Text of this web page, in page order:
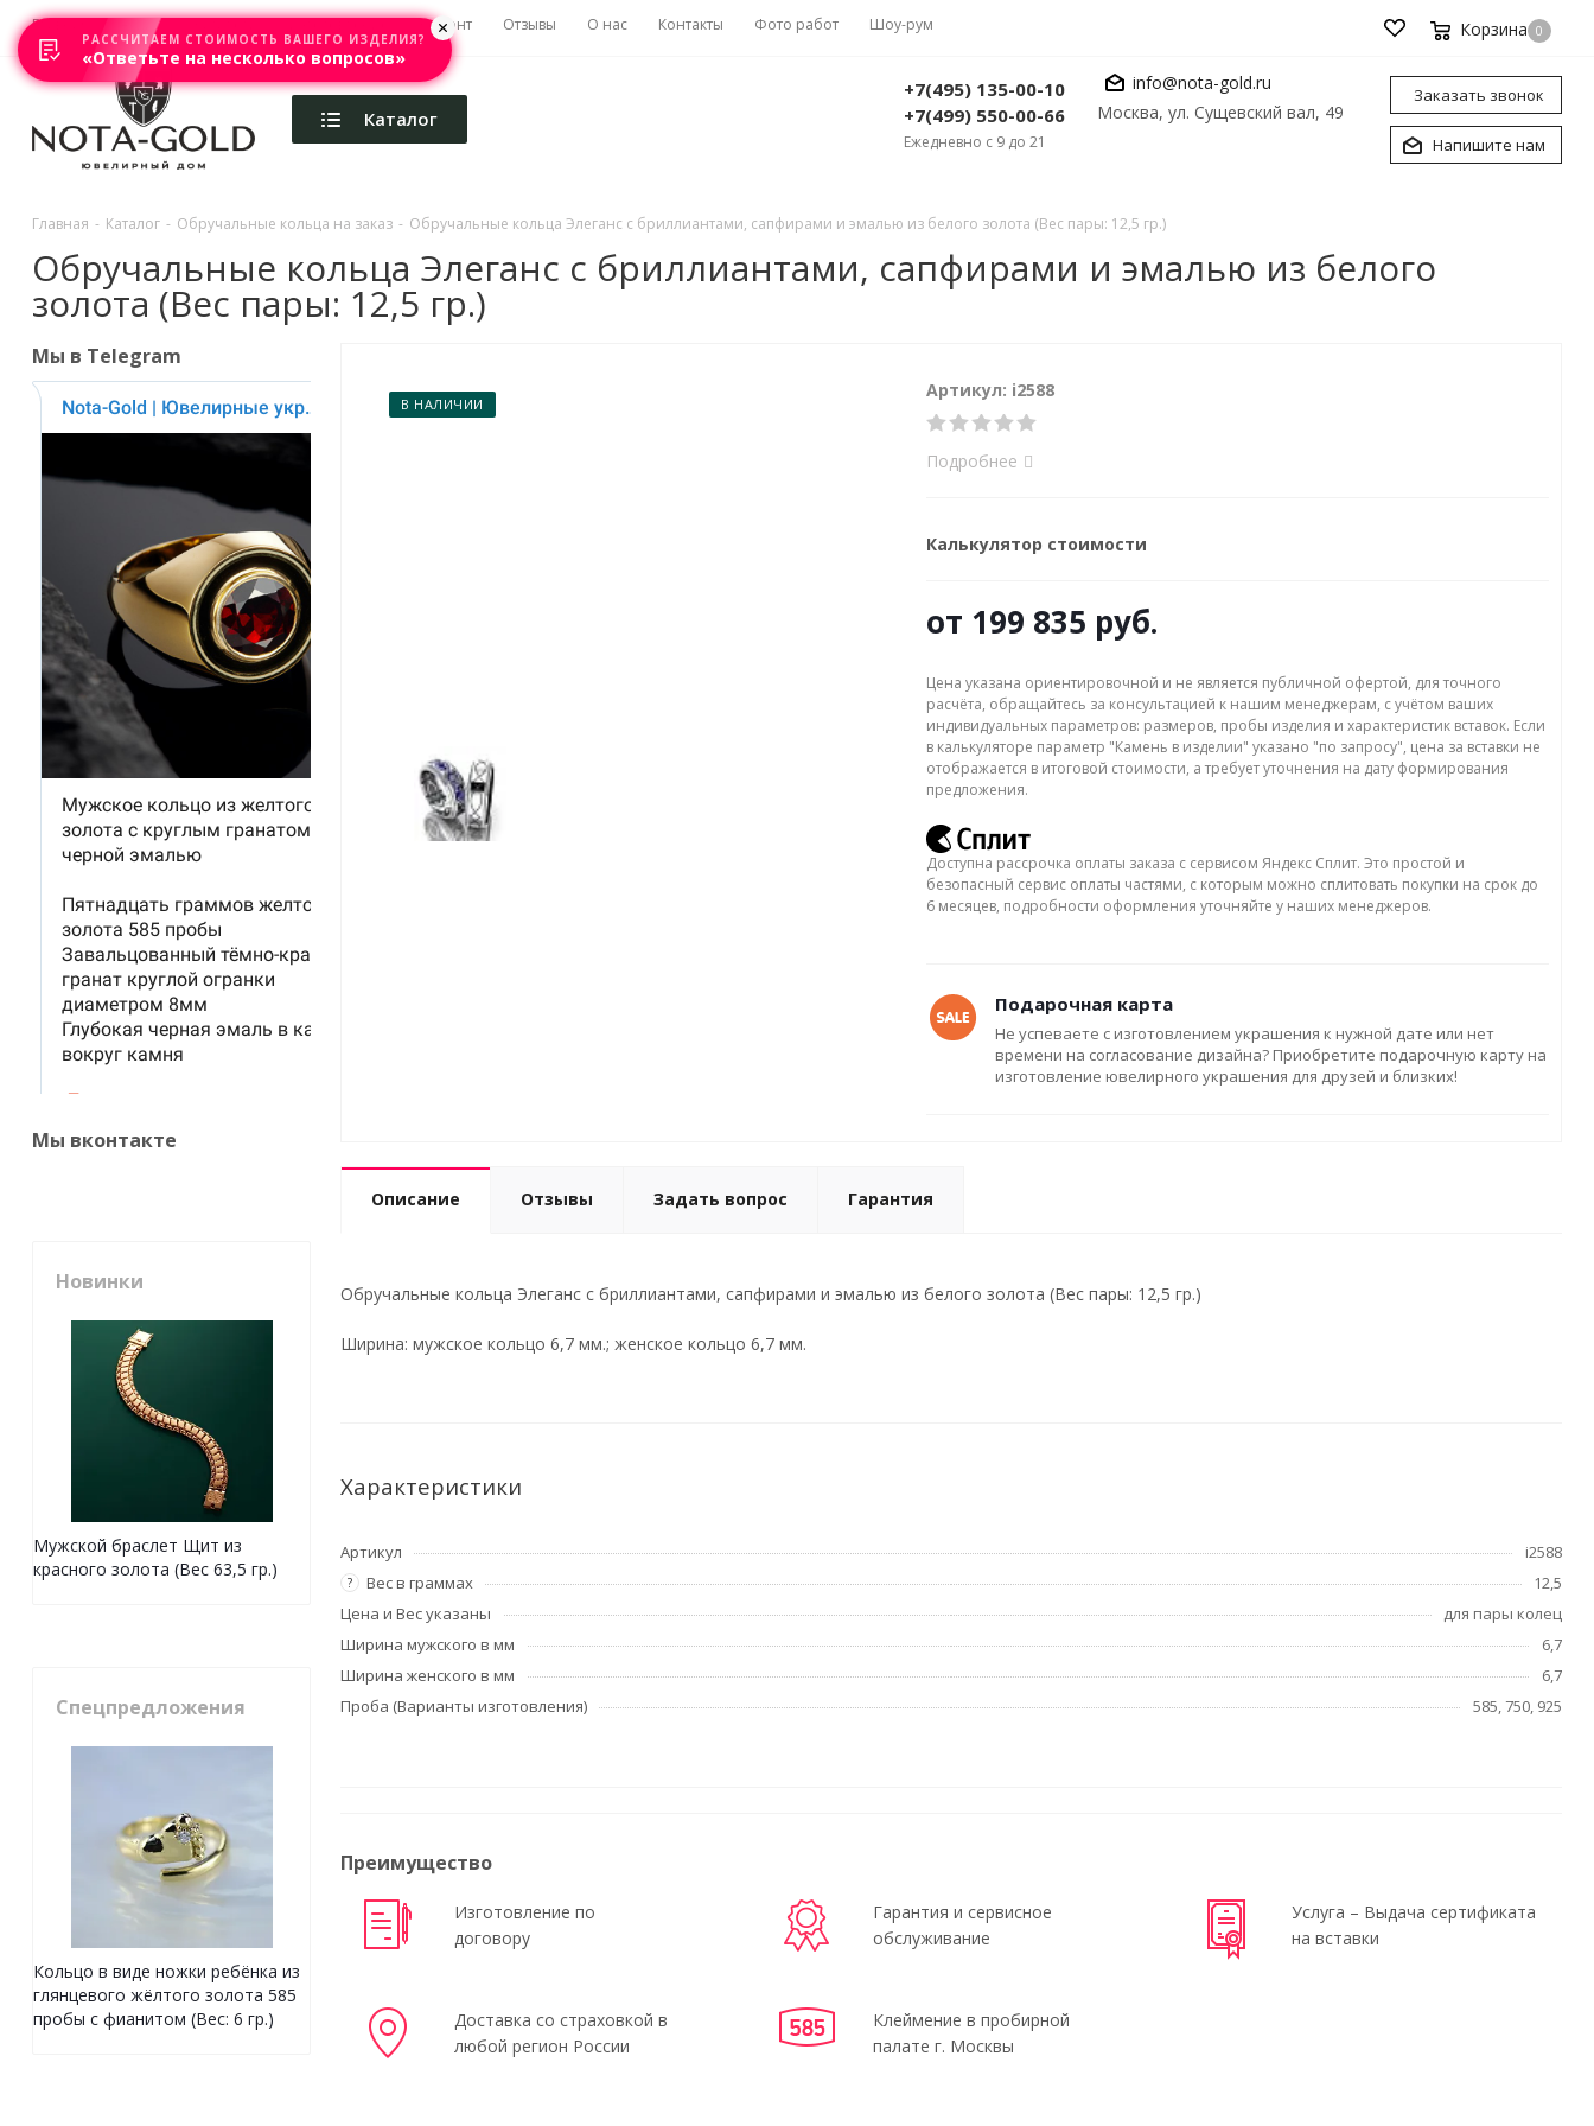
Главная Акции Каталоги Изготовление Ремонт Отзывы О нас Контакты Фото работ Шоу-рум Корзина 0
Каталог
+7(495) 135-00-10
+7(499) 550-00-66
Ежедневно с 9 до 21
info@nota-gold.ru
Москва, ул. Сущевский вал, 49
Заказать звонок
Напишите нам
Главная - Каталог - Обручальные кольца на заказ - Обручальные кольца Элеганс с бриллиантами, сапфирами и эмалью из белого золота (Вес пары: 12,5 гр.)
Обручальные кольца Элеганс с бриллиантами, сапфирами и эмалью из белого
золота (Вес пары: 12,5 гр.)
В НАЛИЧИИ
Артикул: i2588
Подробнее
Калькулятор стоимости
от 199 835 руб.
Цена указана ориентировочной и не является публичной офертой, для точного
расчёта, обращайтесь за консультацией к нашим менеджерам, с учётом ваших
индивидуальных параметров: размеров, пробы изделия и характеристик вставок. Если
в калькуляторе параметр "Камень в изделии" указано "по запросу", цена за вставки не
отображается в итоговой стоимости, а требует уточнения на дату формирования
предложения.
Доступна рассрочка оплаты заказа с сервисом Яндекс Сплит. Это простой и
безопасный сервис оплаты частями, с которым можно сплитовать покупки на срок до
6 месяцев, подробности оформления уточняйте у наших менеджеров.
Подарочная карта
Не успеваете с изготовлением украшения к нужной дате или нет
времени на согласование дизайна? Приобретите подарочную карту на
изготовление ювелирного украшения для друзей и близких!
Описание Отзывы Задать вопрос Гарантия
Обручальные кольца Элеганс с бриллиантами, сапфирами и эмалью из белого золота (Вес пары: 12,5 гр.)
Ширина: мужское кольцо 6,7 мм.; женское кольцо 6,7 мм.
Характеристики
Артикул i2588
? Вес в граммах
12,5
Цена и Вес указаны
для пары колец
Ширина мужского в мм
6,7
Ширина женского в мм
6,7
Проба (Варианты изготовления)
585, 750, 925
Преимущество
Изготовление по
договору
Гарантия и сервисное
обслуживание
Услуга – Выдача сертификата
на вставки
Доставка со страховкой в
любой регион России
Клеймение в пробирной
палате г. Москвы
Мы в Telegram
Мы вконтакте
Новинки
Мужской браслет Щит из
красного золота (Вес 63,5 гр.)
Спецпредложения
Кольцо в виде ножки ребёнка из
глянцевого жёлтого золота 585
пробы с фианитом (Вес: 6 гр.)
РАССЧИТАЕМ СТОИМОСТЬ ВАШЕГО ИЗДЕЛИЯ?
«Ответьте на несколько вопросов»